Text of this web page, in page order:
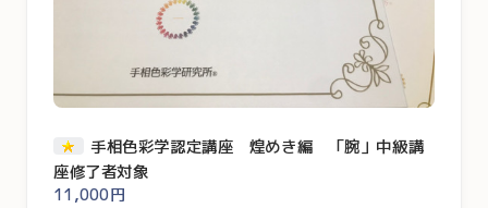
手相色彩学認定講座 煌めき編 「腕」中級講
座修了者対象
11,000円